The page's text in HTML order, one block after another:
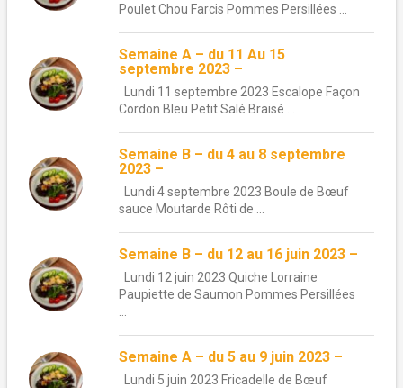
Poulet Chou Farcis Pommes Persillées ...
Semaine A – du 11 Au 15
septembre 2023 –
Lundi 11 septembre 2023 Escalope Façon
Cordon Bleu Petit Salé Braisé ...
Semaine B – du 4 au 8 septembre
2023 –
Lundi 4 septembre 2023 Boule de Bœuf
sauce Moutarde Rôti de ...
Semaine B – du 12 au 16 juin 2023 –
Lundi 12 juin 2023 Quiche Lorraine
Paupiette de Saumon Pommes Persillées
Semaine A – du 5 au 9 juin 2023 –
Lundi 5 juin 2023 Fricadelle de Bœuf